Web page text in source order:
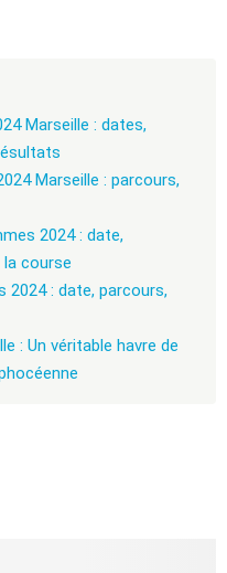
Marseille : dates,
Marseille : parcours,
2024 : date,
course
2024 : date, parcours,
: Un véritable havre de